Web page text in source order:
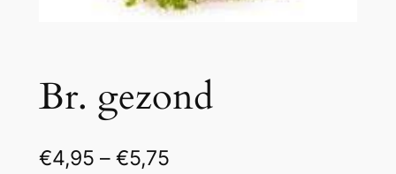
Br. gezond
€4,95 – €5,75P